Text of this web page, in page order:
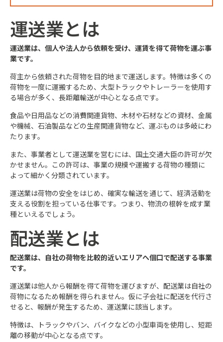
運送業とは
運送業は、個人や法人から依頼を受け、運賃を得て荷物を運ぶ事
業です。
荷主から依頼された荷物を目的地まで運送します。特徴は多くの
荷物を一度に運搬するため、大型トラックやトレーラーを使用す
る場合が多く、長距離輸送が中心となる点です。
食品や日用品などの消費関連貨物、木材や石材などの資材、金属
や機械、石油製品などの生産関連貨物など、運ぶものは多岐にわ
たります。
また、事業者として運送業を営むには、国土交通大臣の許可が欠
かせません。この許可は、事業の規模や運搬する荷物の種類に
よって細かく分類されています。
運送業は荷物の安全をはじめ、確実な輸送を通じて、経済活動を
支える役割を担っている仕事です。つまり、物流の根幹を成す業
種といえるでしょう。
配送業とは
配送業は、自社の荷物を比較的近いエリアへ個口で配送する事業
です。
運送業は他人から報酬を得て荷物を運びますが、配送業は自社の
荷物になるため報酬を得られません。仮に子会社に配送を代行さ
せると、報酬が発生するため、運送業に該当します。
特徴は、トラックやバン、バイクなどの小型車両を使用し、短距
離の移動が中心となる点です。